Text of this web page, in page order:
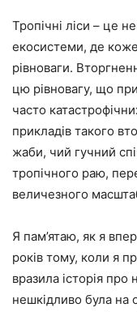
Тропічні ліси – це
екосистеми, де
рівноваги.
цю рівновагу, що
часто
прикладів такого
жаби, чий гучний
тропічного раю,
величезного
Я пам’ятаю, як я
років тому, коли я
вразила історія
нешкідливо була на